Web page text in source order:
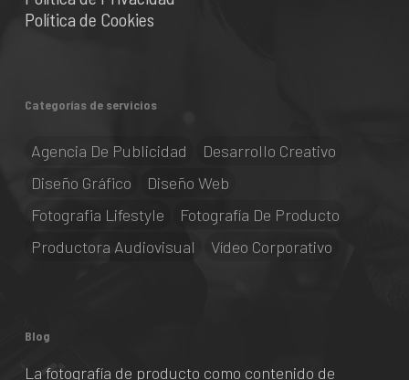
Política de Cookies
Categorías de servicios
Agencia De Publicidad
Desarrollo Creativo
Diseño Gráfico
Diseño Web
Fotografia Lifestyle
Fotografía De Producto
Productora Audiovisual
Vídeo Corporativo
Blog
La fotografía de producto como contenido de